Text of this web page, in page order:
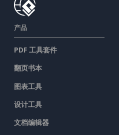
产品
PDF 工具套件
翻页书本
图表工具
设计工具
文档编辑器